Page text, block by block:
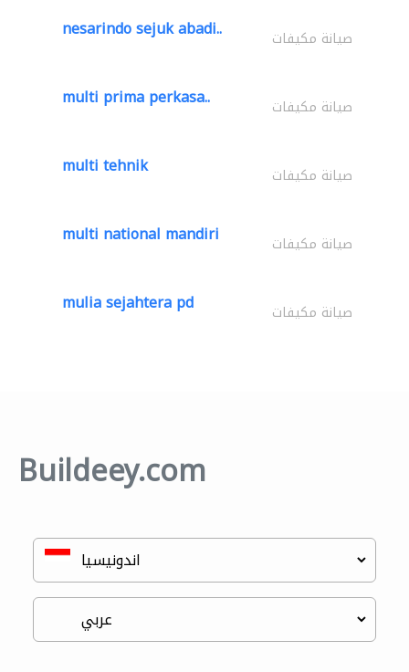
nesarindo sejuk abadi.. صيانة مكيفات
multi prima perkasa.. صيانة مكيفات
multi tehnik صيانة مكيفات
multi national mandiri صيانة مكيفات
mulia sejahtera pd صيانة مكيفات
Buildeey.com